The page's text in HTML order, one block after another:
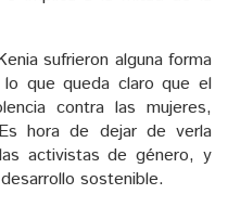
sufrieron alguna forma
que queda claro que el
contra las mujeres,
hora de dejar de verla
activistas de género, y
sostenible.